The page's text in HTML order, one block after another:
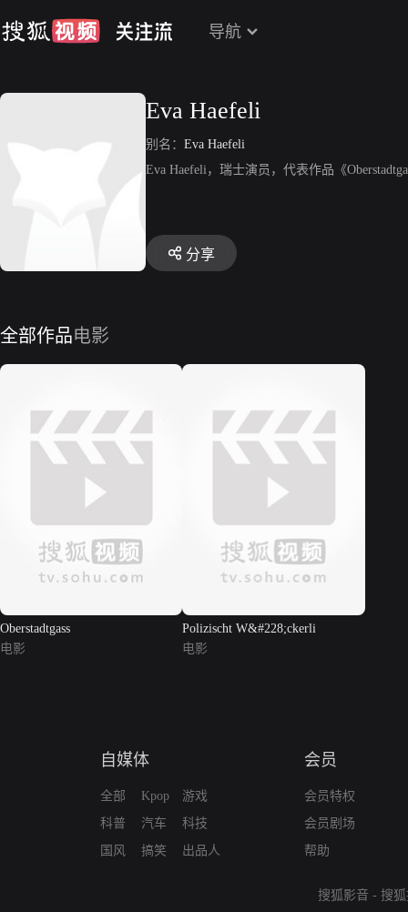
导航
Eva Haefeli
别名： Eva Haefeli
Eva Haefeli，瑞士演员，代表作品《
分享
全部作品电影
Oberstadtgass
电影
Polizischt W&#228;ckerli
电影
自媒体
全部
科普
国风
Kpop
汽车
搞笑
游戏
科技
出品人
会员
会员特权
会员剧场
帮助
搜狐影音 - 搜